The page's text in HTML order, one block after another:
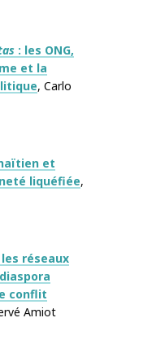
: les ONG,
et la
, Carlo
et
liquéfiée,
les réseaux
conflit
Amiot